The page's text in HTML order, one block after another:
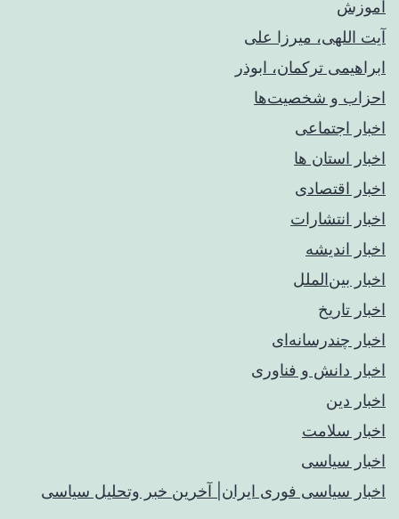
آموزش
آیت اللهی، میرزا علی
ابراهیمی ترکمان، ابوذر
احزاب و شخصیت‌ها
اخبار اجتماعی
اخبار استان ها
اخبار اقتصادی
اخبار انتشارات
اخبار اندیشه
اخبار بین‌الملل
اخبار تاریخ
اخبار چندرسانه‌ای
اخبار دانش و فناوری
اخبار دین
اخبار سلامت
اخبار سیاسی
اخبار سیاسی فوری ایران| آخرین خبر وتحلیل سیاسی